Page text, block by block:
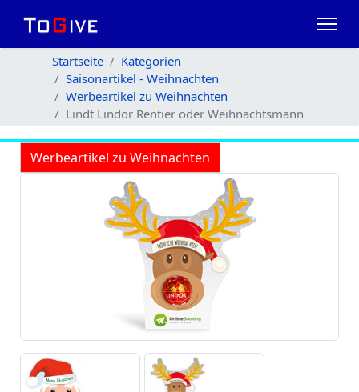
Startseite
Kategorien
Saisonartikel - Weihnachten
Werbeartikel zu Weihnachten
Lindt Lindor Rentier oder Weihnachtsmann
Werbeartikel zu Weihnachten